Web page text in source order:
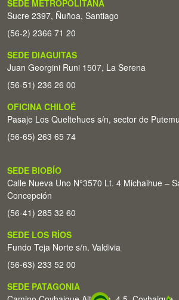
SEDE METROPOLITANA
Sucre 2397, Ñuñoa, Santiago
(56-2) 2366 71 20
SEDE DIAGUITAS
Juan Georgini Runi 1507, La Serena
(56-51) 236 26 00
OFICINA CHILOÉ
Pasaje Los Queltehues s/n, sector de
(56-65) 263 65 74
SEDE BIOBÍO
Calle Nueva Uno N°3570 Lt. 4 Michaihue –
Concepción
(56-41) 285 32 60
SEDE LOS RÍOS
Fundo Teja Norte s/n. Valdivia
(56-63) 233 52 00
SEDE PATAGONIA